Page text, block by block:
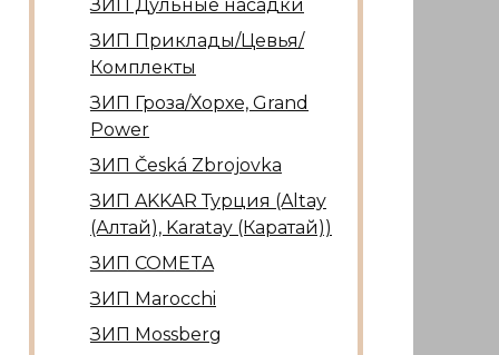
ЗИП Дульные насадки
ЗИП Приклады/Цевья/
Комплекты
ЗИП Гроза/Хорхе, Grand
Power
ЗИП Česká Zbrojovka
ЗИП AKKAR Турция (Altay
(Алтай), Karatay (Каратай))
ЗИП COMETA
ЗИП Marocсhi
ЗИП Mossberg